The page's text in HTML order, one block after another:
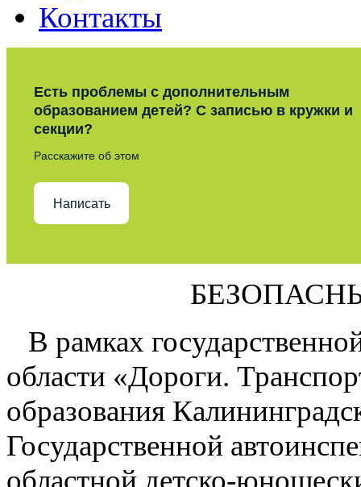
Контакты
Есть проблемы с дополнительным
образованием детей? С записью в кружки и
секции?
Расскажите об этом
Написать
В рамках
области «Дороги.
образования
Государственной
областной детско-